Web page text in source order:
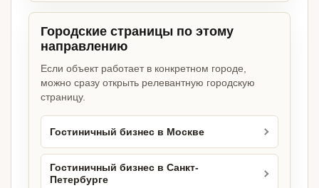
Городские страницы по этому
направлению
Если объект работает в конкретном городе,
можно сразу открыть релевантную городскую
страницу.
Гостиничный бизнес в Москве
Гостиничный бизнес в Санкт-
Петербурге